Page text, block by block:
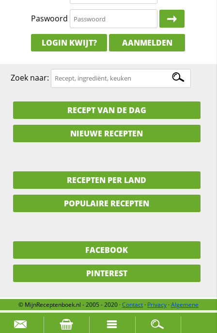
Zoek naar:
Paswoord
LOGIN KWIJT? AANMELDEN
Zoek naar:
RECEPT VAN DE DAG
NIEUWE RECEPTEN
RECEPTEN PER LAND
POPULAIRE RECEPTEN
FACEBOOK
PINTEREST
© MijnReceptenboek.nl - 2005 - 2020 ·Contact · Privacy ·Algemene
voorwaarden
Over ons